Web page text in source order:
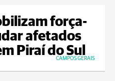
força-
afetados
Piraí do Sul
CAMPOS GERAIS